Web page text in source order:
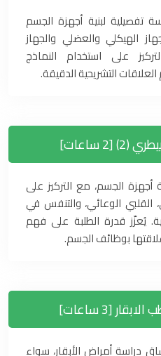
تفصيلية لبنية أجهزة الجسم
الهيكلي والعضلي والجهاز
على استخدام النماذج
التشريحية الدقيقة.
الجسم، مع التركيز على
القلبي الوعائي، والتنفس في
يُعزّز قدرة الطلبة على فهم
بوظائف الجسم.
دراسة أمراض الأبقار، سواء